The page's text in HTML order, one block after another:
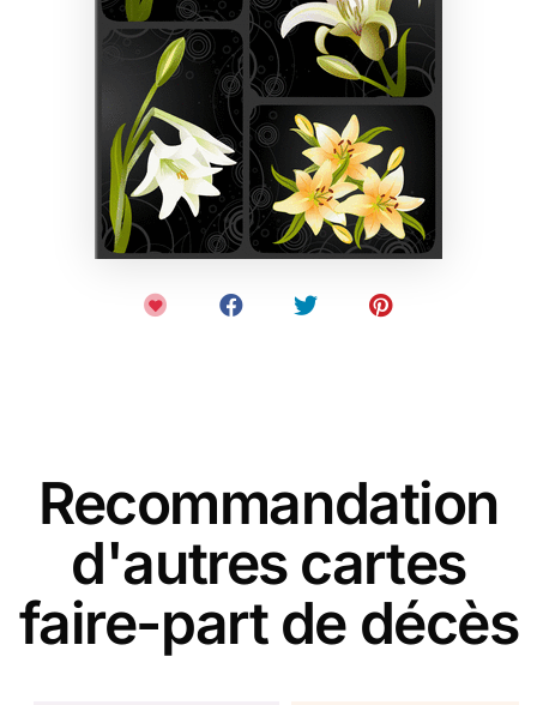
Recommandation
d'autres cartes
faire-part de décès